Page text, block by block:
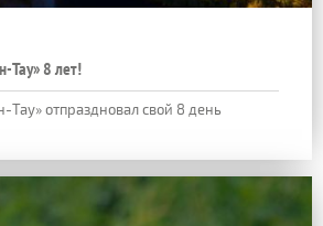
Тау» 8 лет!
отпраздновал свой 8 день